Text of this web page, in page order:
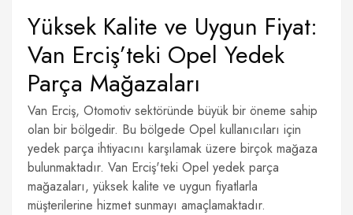
Yüksek Kalite ve Uygun Fiyat:
Van Erciş’teki Opel Yedek
Parça Mağazaları
Van Erciş, Otomotiv sektöründe büyük bir öneme sahip
olan bir bölgedir. Bu bölgede Opel kullanıcıları için
yedek parça ihtiyacını karşılamak üzere birçok mağaza
bulunmaktadır. Van Erciş'teki Opel yedek parça
mağazaları, yüksek kalite ve uygun fiyatlarla
müşterilerine hizmet sunmayı amaçlamaktadır.